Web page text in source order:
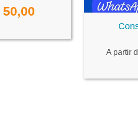
50,00
A partir